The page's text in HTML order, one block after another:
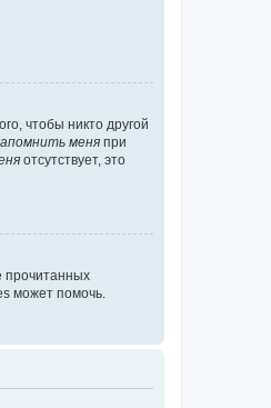
чтобы никто другой
меня при
отсутствует, это
прочитанных
может помочь.